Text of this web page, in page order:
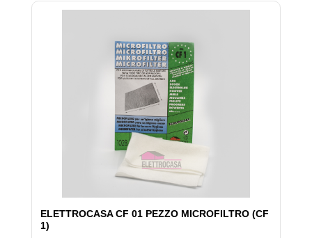
ELETTROCASA CF 01 PEZZO MICROFILTRO (CF
1)